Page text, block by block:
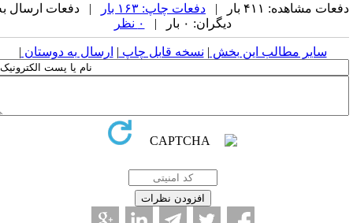
مشاهده: ۴۱۱ بار | دفعات چاپ: ۱۶۳ بار
| دفعات ارسال به
دیگران: ۰ بار |
سایر مطالب این بخش | نسخه قابل چاپ| ارسال به دوستان|